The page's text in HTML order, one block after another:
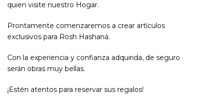
quien visite nuestro Hogar.
Prontamente comenzaremos a crear artículos
exclusivos para Rosh Hashaná.
Con la experiencia y confianza adquirida, de seguro
serán obras muy bellas.
¡Estén atentos para reservar sus regalos!